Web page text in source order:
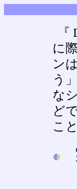
に
ン
う
な
ど
こ